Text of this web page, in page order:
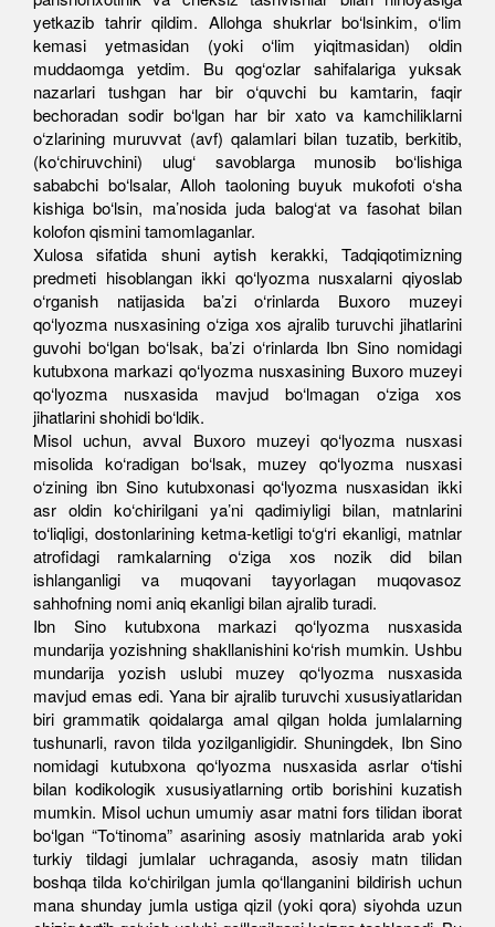
yetkazib tahrir qildim. Allohga shukrlar bo‘lsinkim, o‘lim
kemasi yetmasidan (yoki o‘lim yiqitmasidan) oldin
muddaomga yetdim. Bu qog‘ozlar sahifalariga yuksak
nazarlari tushgan har bir o‘quvchi bu kamtarin, faqir
bechoradan sodir bo‘lgan har bir xato va kamchiliklarni
o‘zlarining muruvvat (avf) qalamlari bilan tuzatib, berkitib,
(ko‘chiruvchini) ulug‘ savoblarga munosib bo‘lishiga
sababchi bo‘lsalar, Alloh taoloning buyuk mukofoti o‘sha
kishiga bo‘lsin, ma’nosida juda balog‘at va fasohat bilan
kolofon qismini tamomlaganlar.
Xulosa sifatida shuni aytish kerakki, Tadqiqotimizning
predmeti hisoblangan ikki qo‘lyozma nusxalarni qiyoslab
o‘rganish natijasida ba’zi o‘rinlarda Buxoro muzeyi
qo‘lyozma nusxasining o‘ziga xos ajralib turuvchi jihatlarini
guvohi bo‘lgan bo‘lsak, ba’zi o‘rinlarda Ibn Sino nomidagi
kutubxona markazi qo‘lyozma nusxasining Buxoro muzeyi
qo‘lyozma nusxasida mavjud bo‘lmagan o‘ziga xos
jihatlarini shohidi bo‘ldik.
Misol uchun, avval Buxoro muzeyi qo‘lyozma nusxasi
misolida ko‘radigan bo‘lsak, muzey qo‘lyozma nusxasi
o‘zining ibn Sino kutubxonasi qo‘lyozma nusxasidan ikki
asr oldin ko‘chirilgani ya’ni qadimiyligi bilan, matnlarini
to‘liqligi, dostonlarining ketma-ketligi to‘g‘ri ekanligi, matnlar
atrofidagi ramkalarning o‘ziga xos nozik did bilan
ishlanganligi va muqovani tayyorlagan muqovasoz
sahhofning nomi aniq ekanligi bilan ajralib turadi.
Ibn Sino kutubxona markazi qo‘lyozma nusxasida
mundarija yozishning shakllanishini ko‘rish mumkin. Ushbu
mundarija yozish uslubi muzey qo‘lyozma nusxasida
mavjud emas edi. Yana bir ajralib turuvchi xususiyatlaridan
biri grammatik qoidalarga amal qilgan holda jumlalarning
tushunarli, ravon tilda yozilganligidir. Shuningdek, Ibn Sino
nomidagi kutubxona qo‘lyozma nusxasida asrlar o‘tishi
bilan kodikologik xususiyatlarning ortib borishini kuzatish
mumkin. Misol uchun umumiy asar matni fors tilidan iborat
bo‘lgan “To‘tinoma” asarining asosiy matnlarida arab yoki
turkiy tildagi jumlalar uchraganda, asosiy matn tilidan
boshqa tilda ko‘chirilgan jumla qo‘llanganini bildirish uchun
mana shunday jumla ustiga qizil (yoki qora) siyohda uzun